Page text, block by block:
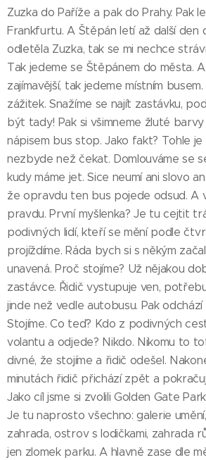
Zuzka do Paříže a pak do Prahy. Pak
Frankfurtu. A Štěpán letí až další den
odletěla Zuzka, tak se mi nechce
Tak jedeme se Štěpánem do města.
zajímavější, tak jedeme místním
zážitek. Snažíme se najít zastávku,
být tady! Pak si všimneme žluté
nápisem bus stop. Jako fakt? Tohle je
nezbyde než čekat. Domlouváme se
kudy máme jet. Sice neumí ani slovo
že opravdu ten bus pojede odsud. A
pravdu. První myšlenka? Je tu cejtit
podivných lidí, kteří se mění podle
projíždíme. Ráda bych si s někým
unavená. Proč stojíme? Už nějakou
zastávce. Řidič vystupuje ven,
jinde než vedle autobusu. Pak
Stojíme. Co teď? Kdo z podivných
volantu a odjede? Nikdo. Nikomu to
divné, že stojíme a řidič odešel.
minutách řidič přichází zpět a
Jako cíl jsme si zvolili Golden Gate
Je tu naprosto všechno: galerie
zahrada, ostrov s lodičkami, zahrada
jen zlomek parku. A hlavně zase dle